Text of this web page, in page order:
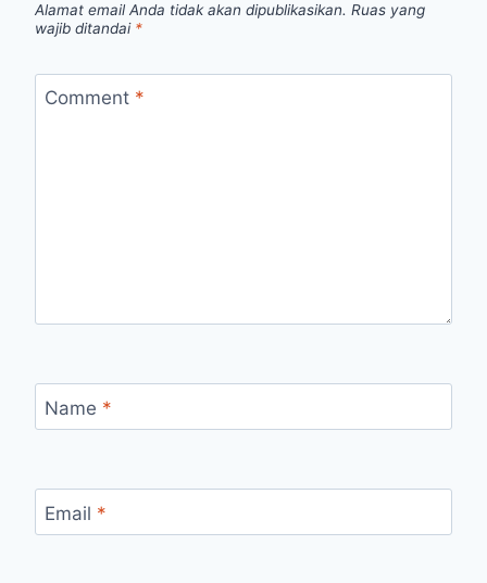
Alamat email Anda tidak akan dipublikasikan. Ruas yang
wajib ditandai *
Comment *
Name *
Email *